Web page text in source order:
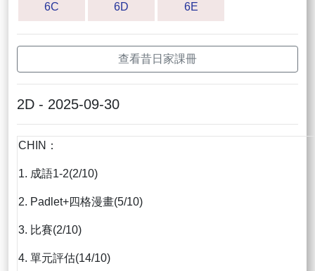
6C 6D 6E
查看昔日家課冊
2D - 2025-09-30
CHIN：
1. 成語1-2(2/10)
2. Padlet+四格漫畫(5/10)
3. 比賽(2/10)
4. 單元評估(14/10)